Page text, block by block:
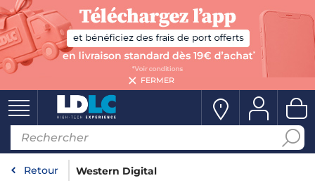
FERMER
Retour Western Digital